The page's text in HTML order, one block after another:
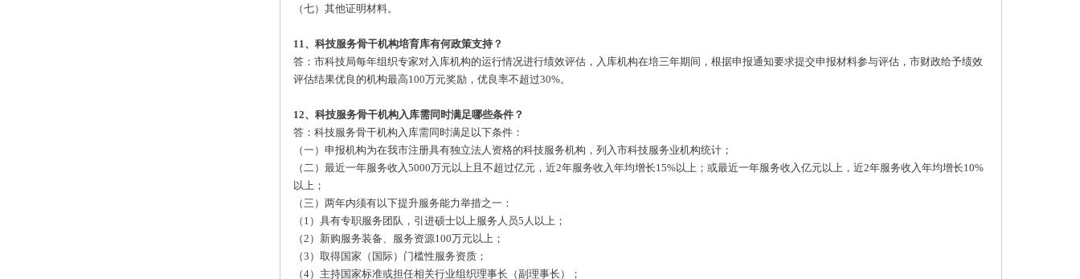
（七）其他证明材料。
11、科技服务骨干机构培育库有何政策支持？
答：市科技局每年组织专家对入库机构的运行情况进行绩效评估，入库机构在培三年期间，根据申报通知要求提交申报材料参与评估，市财政给予绩效
评估结果优良的机构最高100万元奖励，优良率不超过30%。
12、科技服务骨干机构入库需同时满足哪些条件？
答：科技服务骨干机构入库需同时满足以下条件：
（一）申报机构为在我市注册具有独立法人资格的科技服务机构，列入市科技服务业机构统计；
（二）最近一年服务收入5000万元以上且不超过亿元，近2年服务收入年均增长15%以上；或最近一年服务收入亿元以上，近2年服务收入年均增长10%
以上；
（三）两年内须有以下提升服务能力举措之一：
（1）具有专职服务团队，引进硕士以上服务人员5人以上；
（2）新购服务装备、服务资源100万元以上；
（3）取得国家（国际）门槛性服务资质；
（4）主持国家标准或担任相关行业组织理事长（副理事长）；